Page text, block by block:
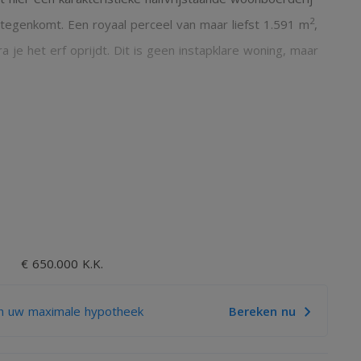
Een royaal perceel van maar liefst 1.591 m2,
je het erf oprijdt. Dit is geen instapklare woning, maar
volop aanwezig en vormt het uitgangspunt voor een
uitgestrekte agrarische gronden geniet je hier iedere
of gewoon heerlijk buiten leven. De lange oprit leidt je
€ 650.000 K.K.
uw maximale hypotheek Bereken nu